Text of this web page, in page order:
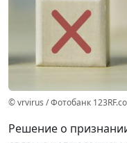
© vrvirus / Фотобанк
Решение о